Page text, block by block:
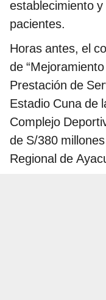
establecimiento
pacientes.
Horas antes, el
de
Prestación de
Estadio Cuna de
Complejo
de S/380
Regional de